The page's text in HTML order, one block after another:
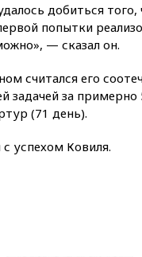
добиться
попытки
— сказал он.
считался его
задачей за
(71 день).
успехом Ковиля.